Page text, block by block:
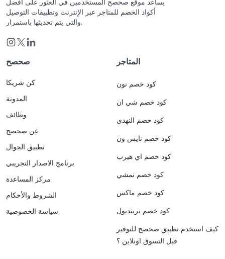
أكواد الخصم للمتاجر عبر الإنترنت وتطبيقات التوصيل
والتي يتم تحديثها باستمرار.
صحصح
كن شريكا
المدونة
وظائف
عن صحصح
تطبيق الجوال
برنامج الاصدار التجريبي
مركز المساعدة
الشروط والأحكام
سياسة الخصوصية
المتاجر
كود خصم نون
كود خصم شي ان
كود خصم النهدي
كود خصم نايس ون
كود خصم اي هيرب
كود خصم نمشي
كود خصم ماكس
كود خصم ترينديول
كيف استخدم تطبيق صحصح للتوفير
قبل التسوق اونلاين ؟